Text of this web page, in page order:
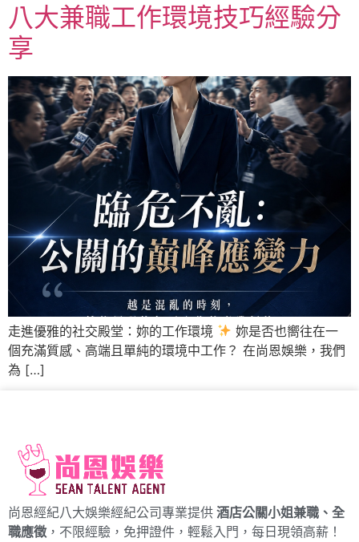
八大兼職工作環境技巧經驗分
享
走進優雅的社交殿堂：妳的工作環境
妳是否也嚮往在一
個充滿質感、高端且單純的環境中工作？ 在尚恩娛樂，我們
為 […]
尚恩經紀八大娛樂經紀公司專業提供 酒店公關小姐兼職、全
職應徵 ，不限經驗，免押證件，輕鬆入門，每日現領高薪！